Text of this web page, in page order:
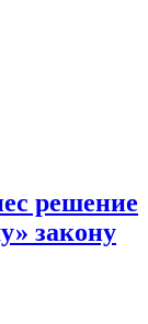
решение
закону